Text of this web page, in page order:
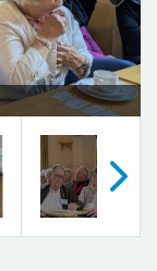
Next